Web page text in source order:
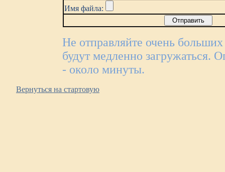
Имя файла:
Не отправляйте очень
будут медленно загружаться.
- около минуты.
Вернуться на стартовую